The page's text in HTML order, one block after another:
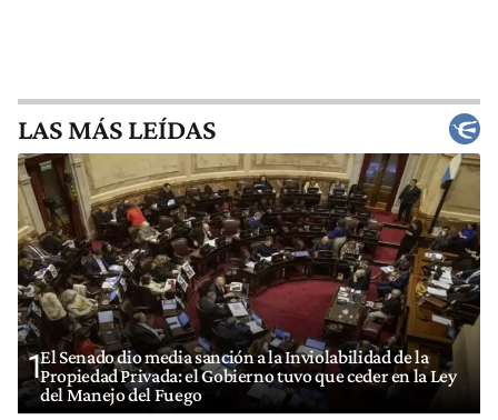
LAS MÁS LEÍDAS
1El Senado dio media sanción a la Inviolabilidad de la
Propiedad Privada: el Gobierno tuvo que ceder en la Ley
del Manejo del Fuego